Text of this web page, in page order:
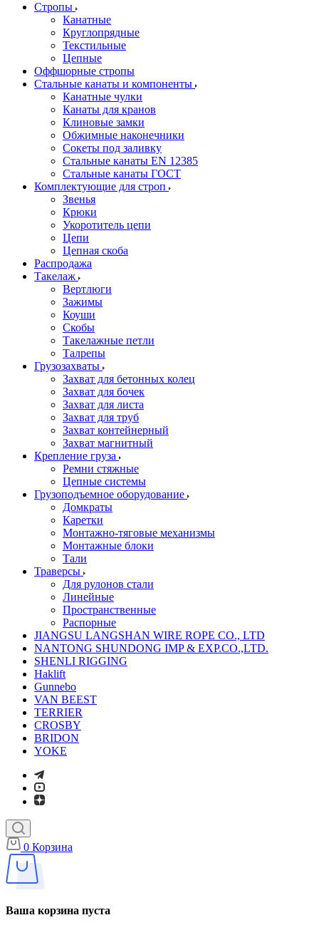
Стропы
Канатные
Круглопрядные
Текстильные
Цепные
Оффшорные стропы
Стальные канаты и компоненты
Канатные чулки
Канаты для кранов
Клиновые замки
Обжимные наконечники
Сокеты под заливку
Стальные канаты EN 12385
Стальные канаты ГОСТ
Комплектующие для строп
Звенья
Крюки
Укоротитель цепи
Цепи
Цепная скоба
Распродажа
Такелаж
Вертлюги
Зажимы
Коуши
Скобы
Такелажные петли
Талрепы
Грузозахваты
Захват для бетонных колец
Захват для бочек
Захват для листа
Захват для труб
Захват контейнерный
Захват магнитный
Крепление груза
Ремни стяжные
Цепные системы
Грузоподъемное оборудование
Домкраты
Каретки
Монтажно-тяговые механизмы
Монтажные блоки
Тали
Траверсы
Для рулонов стали
Линейные
Пространственные
Распорные
JIANGSU LANGSHAN WIRE ROPE CO., LTD
NANTONG SHUNDONG IMP & EXP.CO.,LTD.
SHENLI RIGGING
Haklift
Gunnebo
VAN BEEST
TERRIER
CROSBY
BRIDON
YOKE
0 Корзина
Ваша корзина пуста